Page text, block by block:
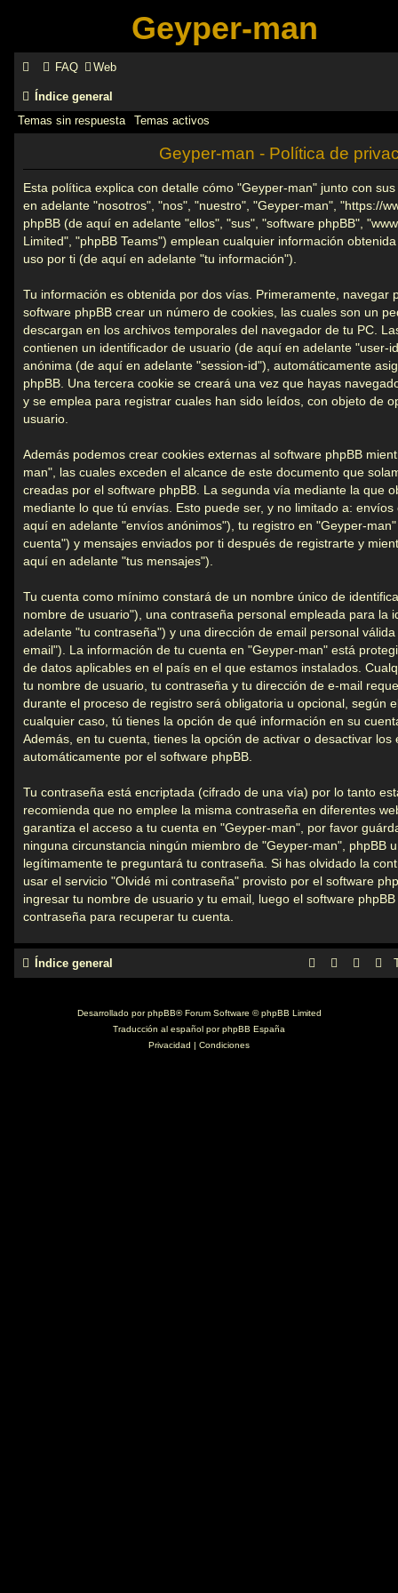
Geyper-man
FAQ Web
Índice general
Temas sin respuesta
Temas activos
Geyper-man - Política de
Esta política explica con detalle cómo "Geyper-man" junto con
en adelante "nosotros", "nos", "nuestro", "Geyper-man", "https://
phpBB (de aquí en adelante "ellos", "sus", "software phpBB",
Limited", "phpBB Teams") emplean cualquier información
uso por ti (de aquí en adelante "tu información").
Tu información es obtenida por dos vías. Primeramente, navegar
software phpBB crear un número de cookies, las cuales son un
descargan en los archivos temporales del navegador de tu PC.
contienen un identificador de usuario (de aquí en adelante "user-
anónima (de aquí en adelante "session-id"), automáticamente
phpBB. Una tercera cookie se creará una vez que hayas
y se emplea para registrar cuales han sido leídos, con objeto de
usuario.
Además podemos crear cookies externas al software phpBB
man", las cuales exceden el alcance de este documento que
creadas por el software phpBB. La segunda vía mediante la que
mediante lo que tú envías. Esto puede ser, y no limitado a:
aquí en adelante "envíos anónimos"), tu registro en "Geyper-
cuenta") y mensajes enviados por ti después de registrarte y
aquí en adelante "tus mensajes").
Tu cuenta como mínimo constará de un nombre único de
nombre de usuario"), una contraseña personal empleada para la
adelante "tu contraseña") y una dirección de email personal
email"). La información de tu cuenta en "Geyper-man" está
de datos aplicables en el país en el que estamos instalados.
tu nombre de usuario, tu contraseña y tu dirección de e-mail
durante el proceso de registro será obligatoria u opcional, según
cualquier caso, tú tienes la opción de qué información en su
Además, en tu cuenta, tienes la opción de activar o desactivar los
automáticamente por el software phpBB.
Tu contraseña está encriptada (cifrado de una vía) por lo tanto
recomienda que no emplee la misma contraseña en diferentes
garantiza el acceso a tu cuenta en "Geyper-man", por favor
ninguna circunstancia ningún miembro de "Geyper-man", phpBB
legítimamente te preguntará tu contraseña. Si has olvidado la
usar el servicio "Olvidé mi contraseña" provisto por el software
ingresar tu nombre de usuario y tu email, luego el software
contraseña para recuperar tu cuenta.
Índice general
Desarrollado porphpBB® Forum Software © phpBB Limited
Traducción al español porphpBB España
Privacidad | Condiciones